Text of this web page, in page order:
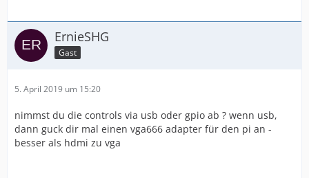
ErnieSHG
Gast
5. April 2019 um 15:20
nimmst du die controls via usb oder gpio ab ? wenn usb,
dann guck dir mal einen vga666 adapter für den pi an -
besser als hdmi zu vga